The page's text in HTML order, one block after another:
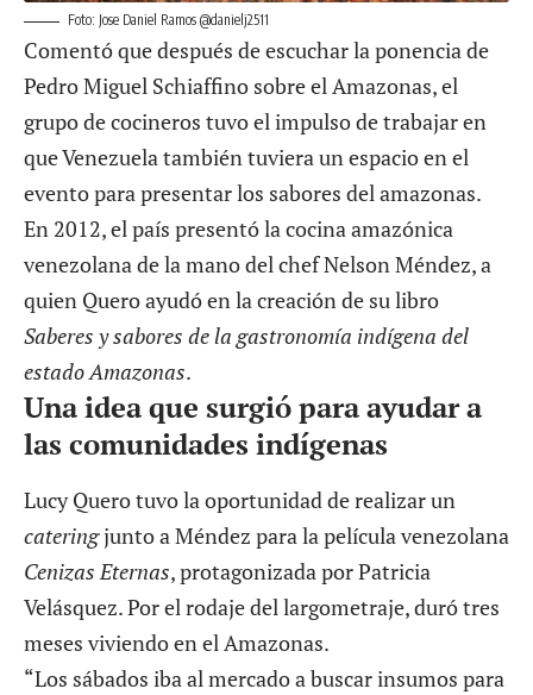
Foto: Jose Daniel Ramos @danielj2511
Comentó que después de escuchar la ponencia de
Pedro Miguel Schiaffino sobre el Amazonas, el
grupo de cocineros tuvo el impulso de trabajar en
que Venezuela también tuviera un espacio en el
evento para presentar los sabores del amazonas.
En 2012, el país presentó la cocina amazónica
venezolana de la mano del chef Nelson Méndez, a
quien Quero ayudó en la creación de su libro
Saberes y sabores de la gastronomía indígena del
estado Amazonas.
Una idea que surgió para ayudar a
las comunidades indígenas
Lucy Quero tuvo la oportunidad de realizar un
cateringjunto a Méndez para la película venezolana
Cenizas Eternas, protagonizada por Patricia
Velásquez. Por el rodaje del largometraje, duró tres
meses viviendo en el Amazonas.
“Los sábados iba al mercado a buscar insumos para